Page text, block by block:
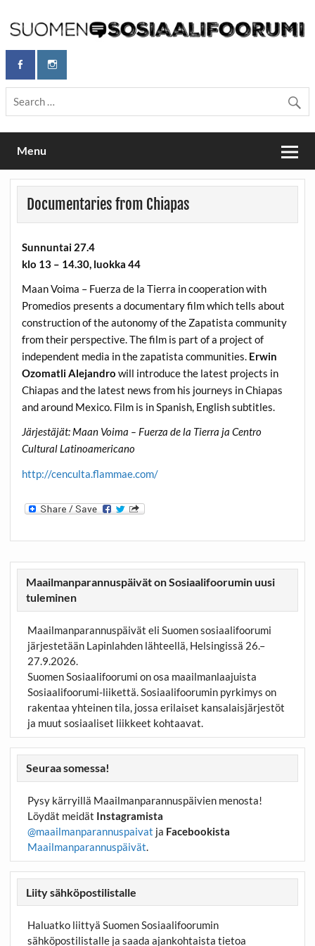
content
Maailmanparannuspäivät / Suomen
Sosiaalifoorumi
Maailmanparannuspäivät Lapinlahden Lähteellä, Helsingissä
26.–27.9.2026
Menu
Documentaries from Chiapas
Sunnuntai 27.4
klo 13 – 14.30, luokka 44
Maan Voima – Fuerza de la Tierra in cooperation with
Promedios presents a documentary film which tells about
construction of the autonomy of the Zapatista community
from their perspective. The film is part of a project of
independent media in the zapatista communities. Erwin
Ozomatli Alejandrowill introduce the latest projects in
Chiapas and the latest news from his journeys in Chiapas
and around Mexico. Film is in Spanish, English subtitles.
Järjestäjät: Maan Voima – Fuerza de la Tierra ja Centro
Cultural Latinoamericano
http://cenculta.flammae.com/
Maailmanparannuspäivät on Sosiaalifoorumin uusi
tuleminen
Maailmanparannuspäivät eli Suomen sosiaalifoorumi
järjestetään Lapinlahden lähteellä, Helsingissä 26.–
27.9.2026.
Suomen Sosiaalifoorumi on osa maailmanlaajuista
Sosiaalifoorumi-liikettä. Sosiaalifoorumin pyrkimys on
rakentaa yhteinen tila, jossa erilaiset kansalaisjärjestöt
ja muut sosiaaliset liikkeet kohtaavat.
Seuraa somessa!
Pysy kärryillä Maailmanparannuspäivien menosta!
Löydät meidät Instagramista
@maailmanparannuspaivat ja Facebookista
Maailmanparannuspäivät.
Liity sähköpostilistalle
Haluatko liittyä Suomen Sosiaalifoorumin
sähköpostilistalle ja saada ajankohtaista tietoa